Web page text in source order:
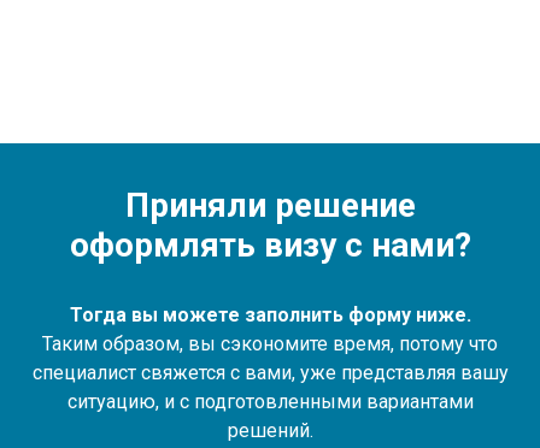
Приняли решение
оформлять визу с нами?
Тогда вы можете заполнить форму ниже.
Таким образом, вы сэкономите время, потому что
специалист свяжется с вами, уже представляя вашу
ситуацию, и с подготовленными вариантами
решений.